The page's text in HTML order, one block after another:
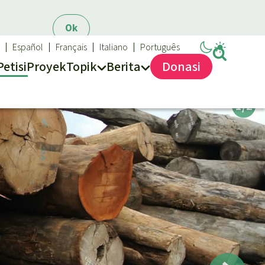
Ok
ProyekTopik
Topik kami
Biodiversitas
Pertambangan
Iklim
Hutan Hujan
Kawasan lindung
Mobil listrik
Hak-hak Alam
Biodiesel
Berita
Sukses dan Berita demi Hutan Hujan
Updates
Sukses
Español Français Italiano Português
Donasi
Perlindungan hutan